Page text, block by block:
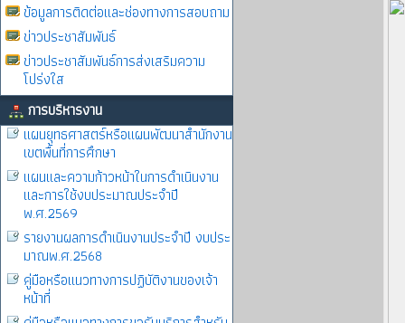
ข้อมูลการติดต่อและช่องทางการสอบถาม
ข่าวประชาสัมพันธ์
ข่าวประชาสัมพันธ์การส่งเสริมความ
โปร่งใส
การบริหารงาน
แผนยุทธศาสตร์หรือแผนพัฒนาสำนักงาน
เขตพื้นที่การศึกษา
แผนและความก้าวหน้าในการดำเนินงาน
และการใช้งบประมาณประจำปี
พ.ศ.2569
รายงานผลการดำเนินงานประจำปี งบประ
มาณพ.ศ.2568
คู่มือหรือแนวทางการปฏิบัติงานของเจ้า
หน้าที่